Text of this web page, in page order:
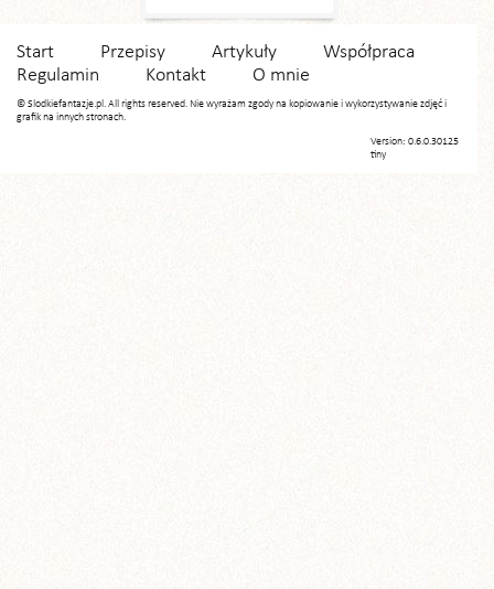
Start Przepisy Artykuły
Współpraca
Regulamin
Kontakt O mnie
© Slodkiefantazje.pl. All rights reserved. Nie wyrażam zgody na kopiowanie i wykorzystywanie zdjęć i
grafik na innych stronach.
Version: 0.6.0.30125
tiny